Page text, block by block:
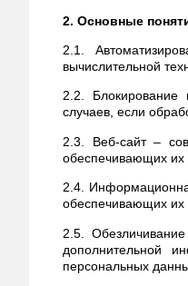
2. Основные
2.1.
вычислительной
2.2. Блокирование
случаев, если
2.3. Веб-сайт –
обеспечивающих их
2.4.
обеспечивающих их
2.5.
дополнительной
персональных